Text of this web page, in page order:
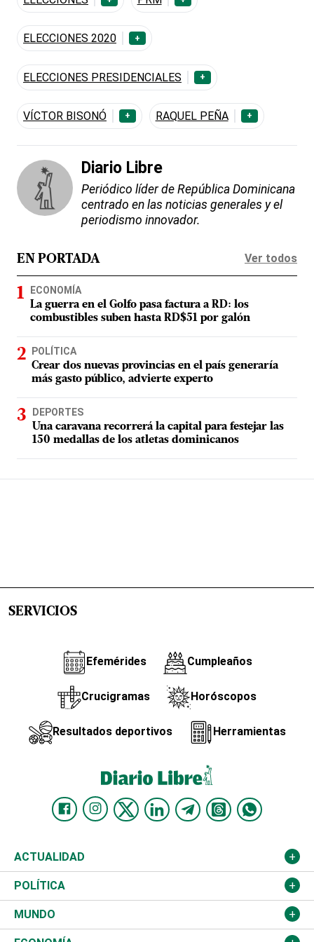
ELECCIONES 2020 +
ELECCIONES PRESIDENCIALES +
VÍCTOR BISONÓ + RAQUEL PEÑA +
Diario Libre
Periódico líder de República Dominicana
centrado en las noticias generales y el
periodismo innovador.
EN PORTADA Ver todos
ECONOMÍA
La guerra en el Golfo pasa factura a RD: los
combustibles suben hasta RD$51 por galón
POLÍTICA
Crear dos nuevas provincias en el país generaría
más gasto público, advierte experto
DEPORTES
Una caravana recorrerá la capital para festejar las
150 medallas de los atletas dominicanos
SERVICIOS
Efemérides Cumpleaños
Crucigramas Horóscopos
Resultados deportivos Herramientas
ACTUALIDAD
Nacional
Ciudad
POLÍTICA
Partidos
MUNDO